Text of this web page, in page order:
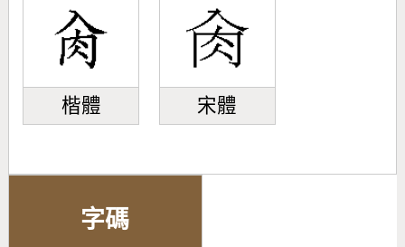
楷體 宋體
字碼